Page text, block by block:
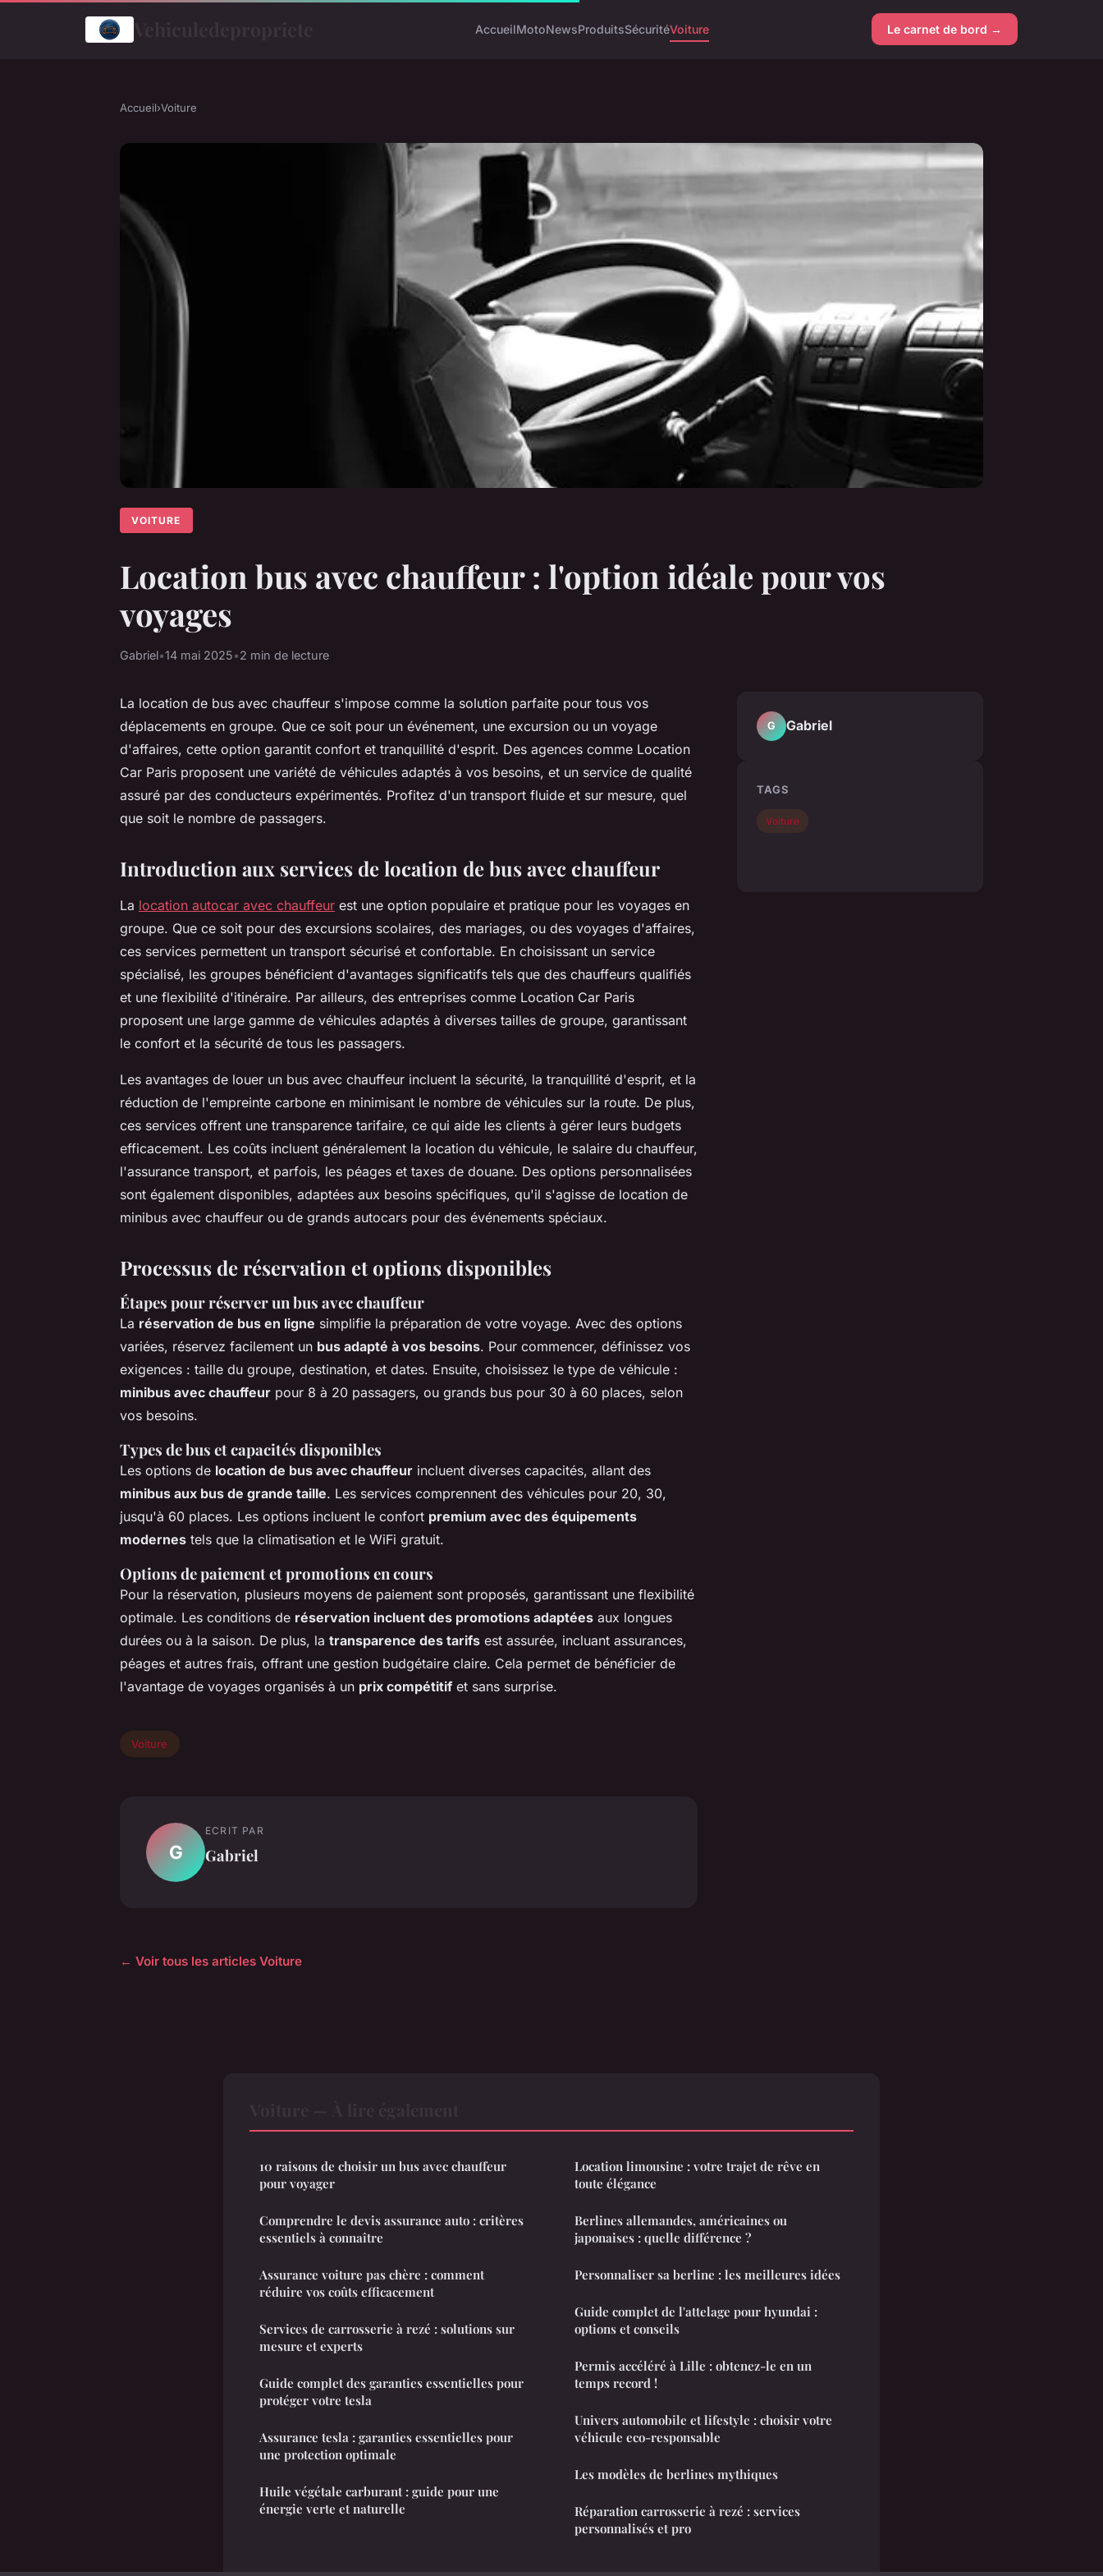
Vehiculedepropriete AccueilMotoNewsProduitsSécuritéVoiture Le carnet de bord →
Accueil›Voiture
VOITURE
Location bus avec chauffeur : l'option idéale pour vos
voyages
Gabriel•14 mai 2025•2 min de lecture
La location de bus avec chauffeur s'impose comme la solution parfaite pour tous vos
déplacements en groupe. Que ce soit pour un événement, une excursion ou un voyage
d'affaires, cette option garantit confort et tranquillité d'esprit. Des agences comme Location
Car Paris proposent une variété de véhicules adaptés à vos besoins, et un service de qualité
assuré par des conducteurs expérimentés. Profitez d'un transport fluide et sur mesure, quel
que soit le nombre de passagers.
Introduction aux services de location de bus avec chauffeur
La location autocar avec chauffeur est une option populaire et pratique pour les voyages en
groupe. Que ce soit pour des excursions scolaires, des mariages, ou des voyages d'affaires,
ces services permettent un transport sécurisé et confortable. En choisissant un service
spécialisé, les groupes bénéficient d'avantages significatifs tels que des chauffeurs qualifiés
et une flexibilité d'itinéraire. Par ailleurs, des entreprises comme Location Car Paris
proposent une large gamme de véhicules adaptés à diverses tailles de groupe, garantissant
le confort et la sécurité de tous les passagers.
Les avantages de louer un bus avec chauffeur incluent la sécurité, la tranquillité d'esprit, et la
réduction de l'empreinte carbone en minimisant le nombre de véhicules sur la route. De plus,
ces services offrent une transparence tarifaire, ce qui aide les clients à gérer leurs budgets
efficacement. Les coûts incluent généralement la location du véhicule, le salaire du chauffeur,
l'assurance transport, et parfois, les péages et taxes de douane. Des options personnalisées
sont également disponibles, adaptées aux besoins spécifiques, qu'il s'agisse de location de
minibus avec chauffeur ou de grands autocars pour des événements spéciaux.
Processus de réservation et options disponibles
Étapes pour réserver un bus avec chauffeur
La réservation de bus en ligne simplifie la préparation de votre voyage. Avec des options
variées, réservez facilement un bus adapté à vos besoins. Pour commencer, définissez vos
exigences : taille du groupe, destination, et dates. Ensuite, choisissez le type de véhicule :
minibus avec chauffeur pour 8 à 20 passagers, ou grands bus pour 30 à 60 places, selon
vos besoins.
Types de bus et capacités disponibles
Les options de location de bus avec chauffeur incluent diverses capacités, allant des
minibus aux bus de grande taille. Les services comprennent des véhicules pour 20, 30,
jusqu'à 60 places. Les options incluent le confort premium avec des équipements
modernes tels que la climatisation et le WiFi gratuit.
Options de paiement et promotions en cours
Pour la réservation, plusieurs moyens de paiement sont proposés, garantissant une flexibilité
optimale. Les conditions de réservation incluent des promotions adaptées aux longues
durées ou à la saison. De plus, la transparence des tarifs est assurée, incluant assurances,
péages et autres frais, offrant une gestion budgétaire claire. Cela permet de bénéficier de
l'avantage de voyages organisés à un prix compétitif et sans surprise.
Voiture
G
ECRIT PAR
Gabriel
← Voir tous les articles Voiture
G Gabriel
TAGS
Voiture
10 raisons de choisir un bus avec chauffeur
pour voyager
Comprendre le devis assurance auto : critères
essentiels à connaître
Assurance voiture pas chère : comment
réduire vos coûts efficacement
Services de carrosserie à rezé : solutions sur
mesure et experts
Guide complet des garanties essentielles pour
protéger votre tesla
Assurance tesla : garanties essentielles pour
une protection optimale
Huile végétale carburant : guide pour une
énergie verte et naturelle
Location limousine : votre trajet de rêve en
toute élégance
Berlines allemandes, américaines ou
japonaises : quelle différence ?
Personnaliser sa berline : les meilleures idées
Guide complet de l'attelage pour hyundai :
options et conseils
Permis accéléré à Lille : obtenez-le en un
temps record !
Univers automobile et lifestyle : choisir votre
véhicule eco-responsable
Les modèles de berlines mythiques
Réparation carrosserie à rezé : services
personnalisés et pro